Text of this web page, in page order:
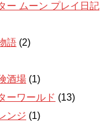
ー ムーン プレイ日記
語 (2)
酒場 (1)
ーワールド (13)
ンジ (1)